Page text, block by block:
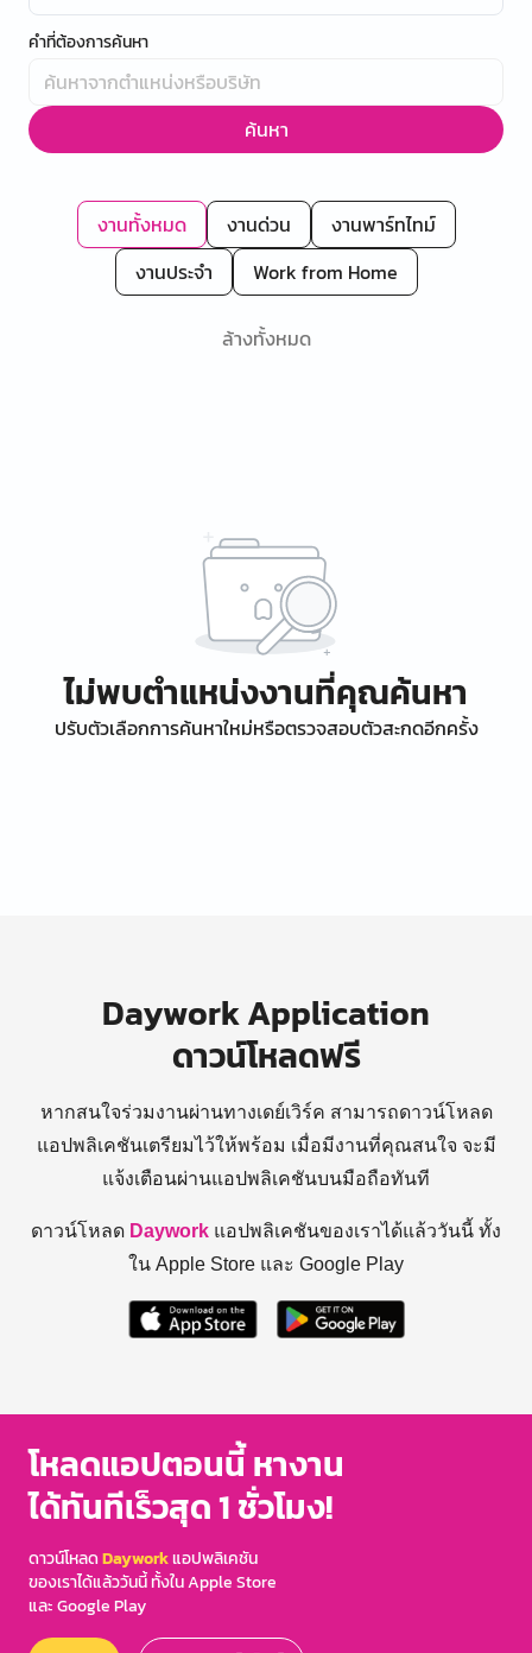
คำที่ต้องการค้นหา
ค้นหา
งานทั้งหมด งานด่วน
งานพาร์ทไทม์
งานประจำ
Work from Home
ล้างทั้งหมด
ไม่พบตำแหน่งงานที่คุณค้นหา
ปรับตัวเลือกการค้นหาใหม่หรือตรวจสอบตัวสะกดอีกครั้ง
Daywork Application
ดาวน์โหลดฟรี
หากสนใจร่วมงานผ่านทางเดย์เวิร์ค สามารถดาวน์โหลด
แอปพลิเคชันเตรียมไว้ให้พร้อม เมื่อมีงานที่คุณสนใจ จะมี
แจ้งเตือนผ่านแอปพลิเคชันบนมือถือทันที
ดาวน์โหลด Daywork แอปพลิเคชันของเราได้แล้ววันนี้ ทั้ง
ใน Apple Store และ Google Play
โหลดแอปตอนนี้ หางาน
ได้ทันทีเร็วสุด 1 ชั่วโมง!
ดาวน์โหลดDayworkแอปพลิเคชัน
ของเราได้แล้ววันนี้ ทั้งใน Apple Store
และ Google Play